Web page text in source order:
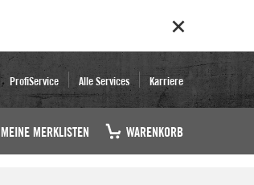
ProfiService Alle Services Karriere
MEINE MERKLISTEN WARENKORB